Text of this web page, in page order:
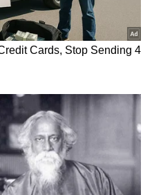
ಪ್ರಾಣ":
Rishab
ಇಳಿಕೆ: ಮೋದಿ-
US